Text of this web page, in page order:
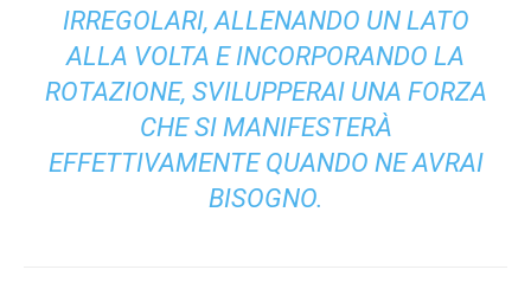
IRREGOLARI, ALLENANDO UN LATO
ALLA VOLTA E INCORPORANDO LA
ROTAZIONE, SVILUPPERAI UNA FORZA
CHE SI MANIFESTERÀ
EFFETTIVAMENTE QUANDO NE AVRAI
BISOGNO.